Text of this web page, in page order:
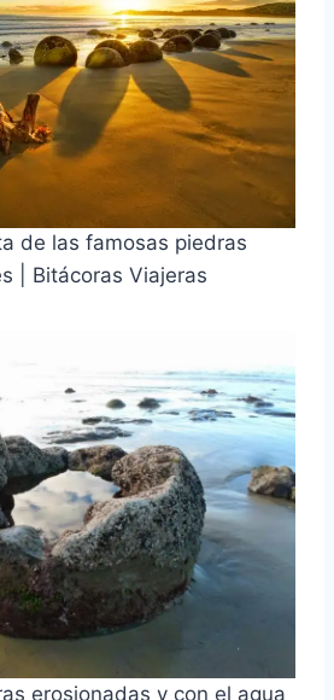
de las famosas piedras
| Bitácoras Viajeras
erosionadas y con el agua